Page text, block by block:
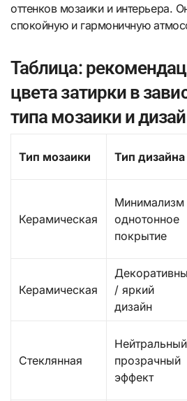
оттенков мозаики и интерьера.
спокойную и гармоничную
Таблица:
цвета затирки в
типа мозаики и
Тип мозаики Тип дизайна
Керамическая
однотонное
покрытие
Керамическая
/ яркий
дизайн
Стеклянная
прозрачный
эффект